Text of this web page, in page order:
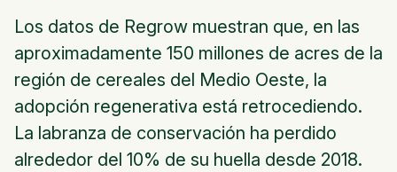
Los datos de Regrow muestran que, en las
aproximadamente 150 millones de acres de la
región de cereales del Medio Oeste, la
adopción regenerativa está retrocediendo.
La labranza de conservación ha perdido
alrededor del 10% de su huella desde 2018.